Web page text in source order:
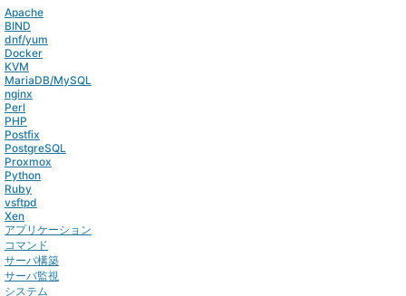
Apache
BIND
dnf/yum
Docker
KVM
MariaDB/MySQL
nginx
Perl
PHP
Postfix
PostgreSQL
Proxmox
Python
Ruby
vsftpd
Xen
アプリケーション
コマンド
サーバ構築
サーバ監視
システム